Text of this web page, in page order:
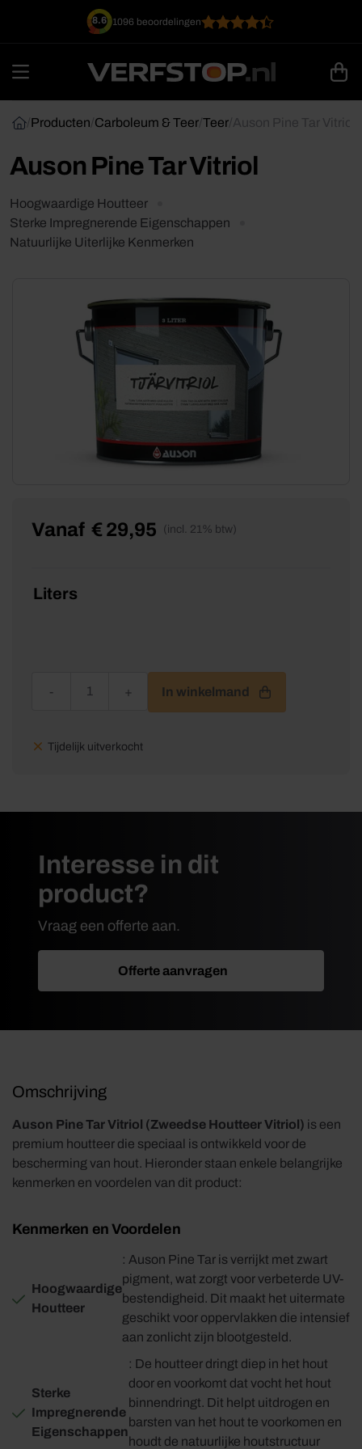
8.6 1096 beoordelingen
Producten Carboleum & Teer Teer Auson Pine Tar Vitriol
Auson Pine Tar Vitriol
Hoogwaardige Houtteer
Sterke Impregnerende Eigenschappen
Natuurlijke Uiterlijke Kenmerken
Vanaf € 29,95 (incl. 21% btw)
Liters
In winkelmand
Tijdelijk uitverkocht
Interesse in dit
product?
Vraag een offerte aan.
Offerte aanvragen
Omschrijving
Auson Pine Tar Vitriol (Zweedse Houtteer Vitriol) is een
premium houtteer die speciaal is ontwikkeld voor de
bescherming van hout. Hieronder staan enkele belangrijke
kenmerken en voordelen van dit product:
Kenmerken en Voordelen
Hoogwaardige
Houtteer
: Auson Pine Tar is verrijkt met zwart
pigment, wat zorgt voor verbeterde UV-
bestendigheid. Dit maakt het uitermate
geschikt voor oppervlakken die intensief
aan zonlicht zijn blootgesteld.
Sterke
Impregnerende
Eigenschappen
: De houtteer dringt diep in het hout
door en voorkomt dat vocht het hout
binnendringt. Dit helpt uitdrogen en
barsten van het hout te voorkomen en
houdt de natuurlijke houtstructuur